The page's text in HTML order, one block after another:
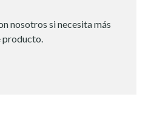
nosotros si necesita más
producto.